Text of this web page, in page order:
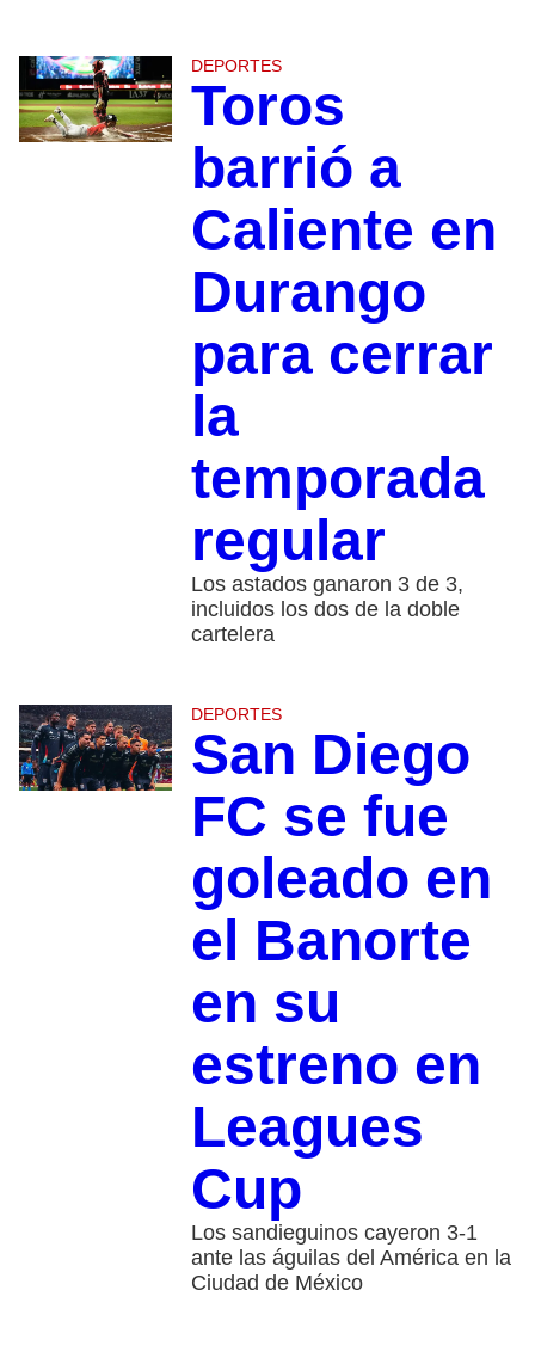
DEPORTES
Toros
barrió a
Caliente en
Durango
para cerrar
la
temporada
regular
Los astados ganaron 3 de 3,
incluidos los dos de la doble
cartelera
DEPORTES
San Diego
FC se fue
goleado en
el Banorte
en su
estreno en
Leagues
Cup
Los sandieguinos cayeron 3-1
ante las águilas del América en la
Ciudad de México